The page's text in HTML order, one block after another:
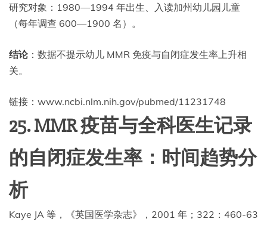
研究对象：1980—1994 年出生、入读加州幼儿园儿童
（每年调查 600—1900 名）。
结论：数据不提示幼儿 MMR 免疫与自闭症发生率上升相
关。
链接：www.ncbi.nlm.nih.gov/pubmed/11231748
25. MMR 疫苗与全科医生记录
的自闭症发生率：时间趋势分
析
Kaye JA 等，《英国医学杂志》，2001 年；322：460-63